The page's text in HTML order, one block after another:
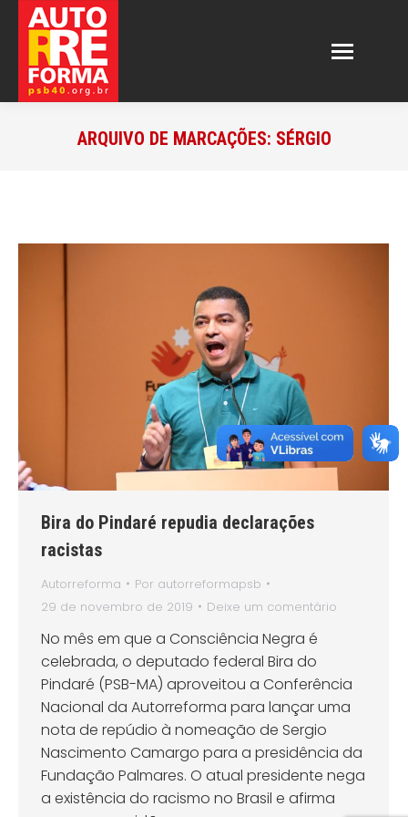
ARQUIVO DE MARCAÇÕES: SÉRGIO
Bira do Pindaré repudia declarações
racistas
Autorreforma Por autorreformapsb
29 de novembro de 2019
Deixe um comentário
No mês em que a Consciência Negra é
celebrada, o deputado federal Bira do
Pindaré (PSB-MA) aproveitou a Conferência
Nacional da Autorreforma para lançar uma
nota de repúdio à nomeação de Sergio
Nascimento Camargo para a presidência da
Fundação Palmares. O atual presidente nega
a existência do racismo no Brasil e afirma